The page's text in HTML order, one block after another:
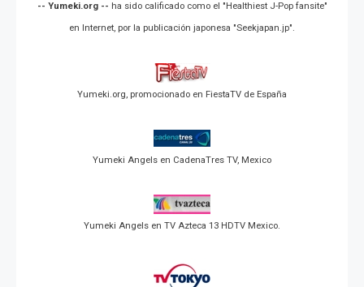
-- Yumeki.org -- ha sido calificado como el "Healthiest J-Pop fansite"
en Internet, por la publicación japonesa "Seekjapan.jp".
Yumeki.org, promocionado en FiestaTV de España
Yumeki Angels en CadenaTres TV, Mexico
Yumeki Angels en TV Azteca 13 HDTV Mexico.